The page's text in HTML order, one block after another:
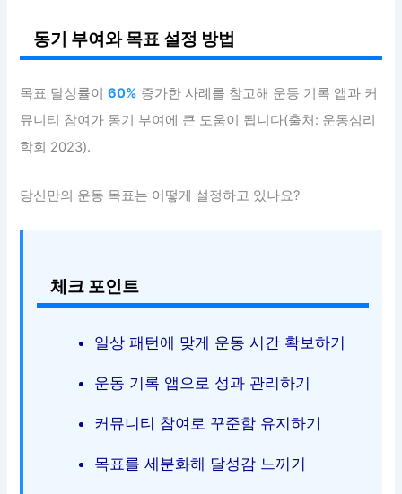
동기 부여와 목표 설정 방법
목표 달성률이60% 증가한 사례를 참고해 운동 기록 앱과 커
뮤니티 참여가 동기 부여에 큰 도움이 됩니다(출처: 운동심리
학회 2023).
당신만의 운동 목표는 어떻게 설정하고 있나요?
체크 포인트
일상 패턴에 맞게 운동 시간 확보하기
운동 기록 앱으로 성과 관리하기
커뮤니티 참여로 꾸준함 유지하기
목표를 세분화해 달성감 느끼기